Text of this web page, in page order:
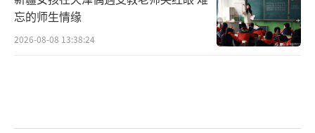
忘的师生情缘
2026-08-08 13:38:24